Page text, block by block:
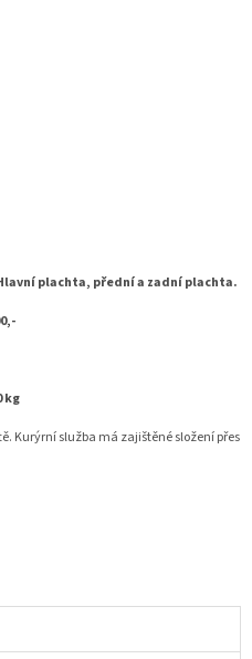
plachta, přední a zadní plachta.
kg
Kurýrní služba má zajištěné složení přes